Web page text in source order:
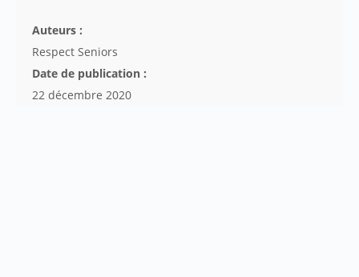
Auteurs :
Respect Seniors
Date de publication :
22 décembre 2020